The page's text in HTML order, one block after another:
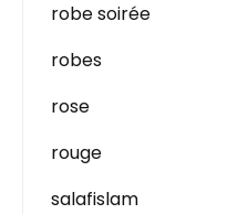
robe soirée
robes
rose
rouge
salafislam